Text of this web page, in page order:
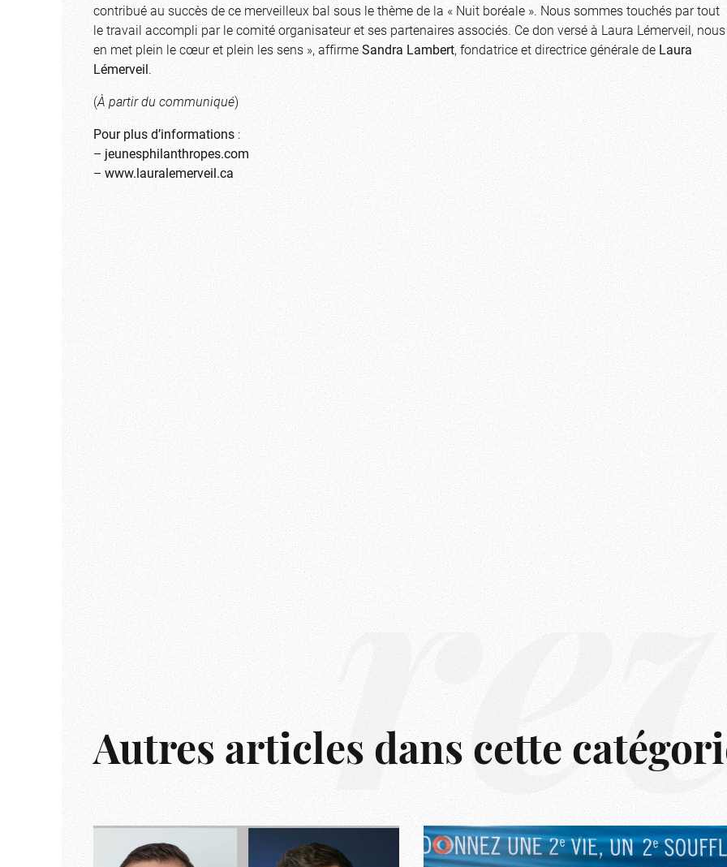
contribué au succès de ce merveilleux bal sous le thème de la « Nuit boréale ». Nous sommes touchés par tout
le travail accompli par le comité organisateur et ses partenaires associés. Ce don versé à Laura Lémerveil, nous
en met plein le cœur et plein les sens », affirmeSandra Lambert, fondatrice et directrice générale deLaura
Lémerveil.
(À partir du communiqué)
Pour plus d’informations:
–jeunesphilanthropes.com
–www.lauralemerveil.ca
Autres articles dans cette